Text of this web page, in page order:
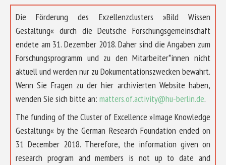
Die Förderung des Exzellenzclusters »Bild Wissen
Gestaltung« durch die Deutsche Forschungsgemeinschaft
endete am 31. Dezember 2018. Daher sind die Angaben zum
Forschungsprogramm und zu den Mitarbeiter*innen nicht
aktuell und werden nur zu Dokumentationszwecken bewahrt.
Wenn Sie Fragen zu der hier archivierten Website haben,
wenden Sie sich bitte an: matters.of.activity@hu-berlin.de.
The funding of the Cluster of Excellence »Image Knowledge
Gestaltung« by the German Research Foundation ended on
31 December 2018. Therefore, the information given on
research program and members is not up to date and